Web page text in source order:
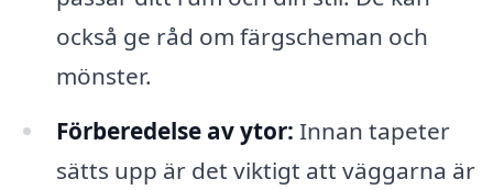
också ge råd om färgscheman och
mönster.
Förberedelse av ytor: Innan tapeter
sätts upp är det viktigt att väggarna är